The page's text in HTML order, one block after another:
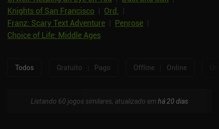
Knights of San Francisco
Ord.
Franz: Scary Text Adventure
Penrose
Choice of Life: Middle Ages
Todos Gratuito Pago Offline Online
Listando 60 jogos similares, atualizado em há 20 dias